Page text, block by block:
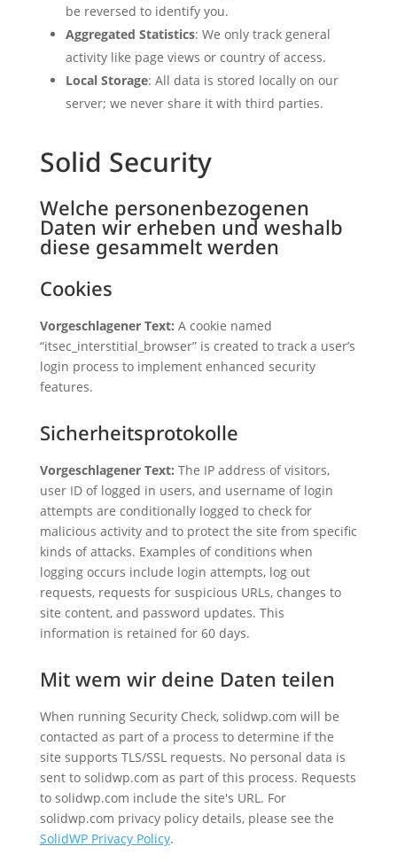
be reversed to identify you.
Aggregated Statistics: We only track general
activity like page views or country of access.
Local Storage: All data is stored locally on our
server; we never share it with third parties.
Solid Security
Welche personenbezogenen
Daten wir erheben und weshalb
diese gesammelt werden
Cookies
Vorgeschlagener Text: A cookie named
“itsec_interstitial_browser” is created to track a user’s
login process to implement enhanced security
features.
Sicherheitsprotokolle
Vorgeschlagener Text: The IP address of visitors,
user ID of logged in users, and username of login
attempts are conditionally logged to check for
malicious activity and to protect the site from specific
kinds of attacks. Examples of conditions when
logging occurs include login attempts, log out
requests, requests for suspicious URLs, changes to
site content, and password updates. This
information is retained for 60 days.
Mit wem wir deine Daten teilen
When running Security Check, solidwp.com will be
contacted as part of a process to determine if the
site supports TLS/SSL requests. No personal data is
sent to solidwp.com as part of this process. Requests
to solidwp.com include the site's URL. For
solidwp.com privacy policy details, please see the
SolidWP Privacy Policy.